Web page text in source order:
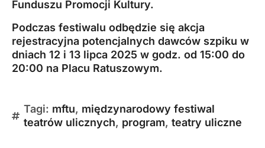
Funduszu Promocji Kultury.
Podczas festiwalu odbędzie się akcja
rejestracyjna potencjalnych dawców szpiku w
dniach 12 i 13 lipca 2025 w godz. od 15:00 do
20:00 na Placu Ratuszowym.
Tagi: mftu, międzynarodowy festiwal
teatrów ulicznych, program, teatry uliczne